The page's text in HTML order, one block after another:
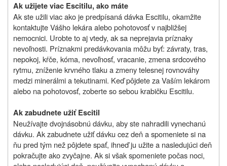
Ak užijete viac Escitilu, ako máte
Ak ste užili viac ako je predpísaná dávka Escitilu, okamžite
kontaktujte Vášho lekára alebo pohotovosť v najbližšej
nemocnici. Urobte to aj vtedy, ak sa neprejavia príznaky
nevoľnosti. Príznakmi predávkovania môžu byť: závraty, tras,
nepokoj, kŕče, kóma, nevoľnosť, vracanie, zmena srdcového
rytmu, zníženie krvného tlaku a zmeny telesnej rovnováhy
medzi minerálmi a tekutinami. Keď pôjdete za Vaším lekárom
alebo na pohotovosť, zoberte so sebou krabičku Escitilu.
Ak zabudnete užiť Escitil
Neužívajte dvojnásobnú dávku, aby ste nahradili vynechanú
dávku. Ak zabudnete užiť dávku cez deň a spomeniete si na
ňu pred tým než pôjdete spať, ihneď ju užite a nasledujúci deň
pokračujte ako zvyčajne. Ak si však spomeniete počas noci,